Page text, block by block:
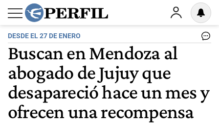
DESDE EL 27 DE ENERO
Buscan en Mendoza al
abogado de Jujuy que
desapareció hace un mes y
ofrecen una recompensa